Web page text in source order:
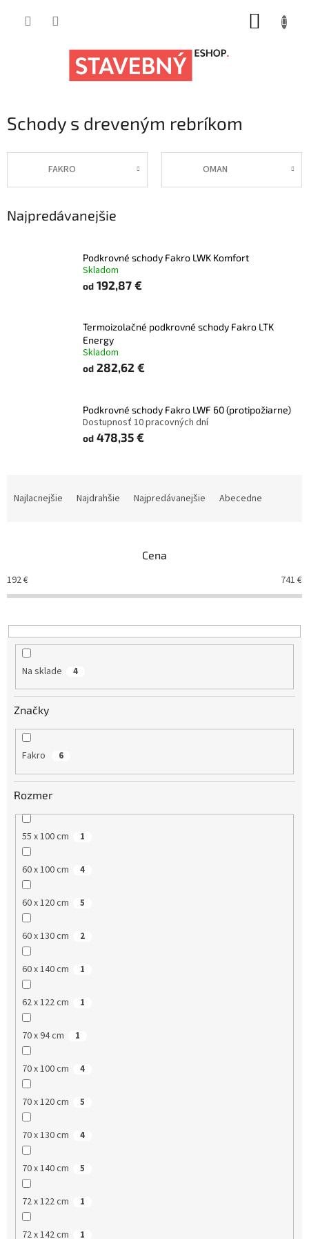
Schody s dreveným rebríkom
FAKRO OMAN
Najpredávanejšie
Podkrovné schody Fakro LWK Komfort
Skladom
od 192,87 €
Termoizolačné podkrovné schody Fakro LTK
Energy
Skladom
od 282,62 €
Podkrovné schody Fakro LWF 60 (protipožiarne)
Dostupnosť 10 pracovných dní
od 478,35 €
e
p
r
d
Najlacnejšie Najdrahšie Najpredávanejšie Abecedne
Cena
192€ 741 €
Na sklade 4
Značky
Fakro 6
Rozmer
55 x 100 cm 1
60 x 100 cm 4
60 x 120 cm 5
60 x 130 cm 2
60 x 140 cm 1
62 x 122 cm 1
70 x 94 cm 1
70 x 100 cm 4
70 x 120 cm 5
70 x 130 cm 4
70 x 140 cm 5
72 x 122 cm 1
72 x 142 cm 1